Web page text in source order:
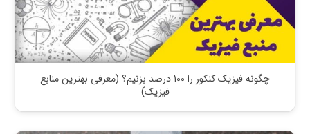
چگونه فیزیک کنکور را 100 درصد بزنیم؟ (معرفی بهترین منابع
فیزیک)